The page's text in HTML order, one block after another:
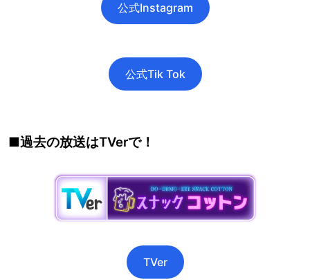
公式Instagram
公式Tik Tok
■過去の放送はTVerで！
TVer